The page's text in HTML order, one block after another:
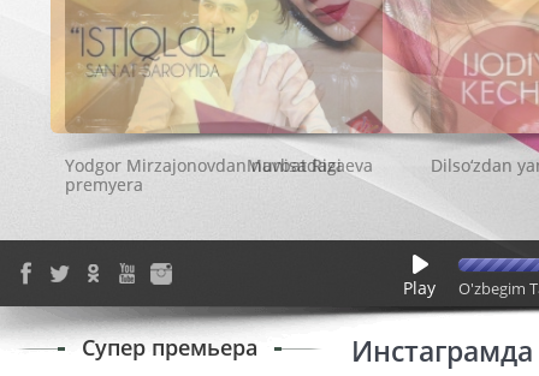
Munisa Rizaeva
Play O'zbegim
Супер премьера